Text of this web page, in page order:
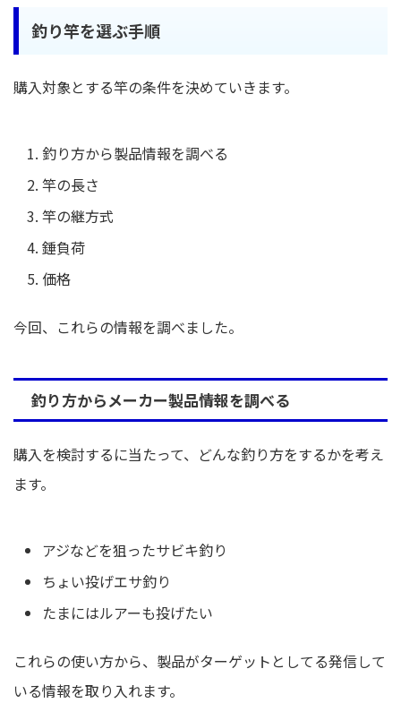
釣り竿を選ぶ手順
購入対象とする竿の条件を決めていきます。
釣り方から製品情報を調べる
竿の長さ
竿の継方式
錘負荷
価格
今回、これらの情報を調べました。
釣り方からメーカー製品情報を調べる
購入を検討するに当たって、どんな釣り方をするかを考え
ます。
アジなどを狙ったサビキ釣り
ちょい投げエサ釣り
たまにはルアーも投げたい
これらの使い方から、製品がターゲットとしてる発信して
いる情報を取り入れます。